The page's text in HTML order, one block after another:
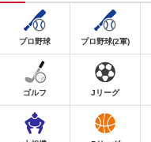
プロ野球 プロ野球(2軍)
ゴルフ Jリーグ